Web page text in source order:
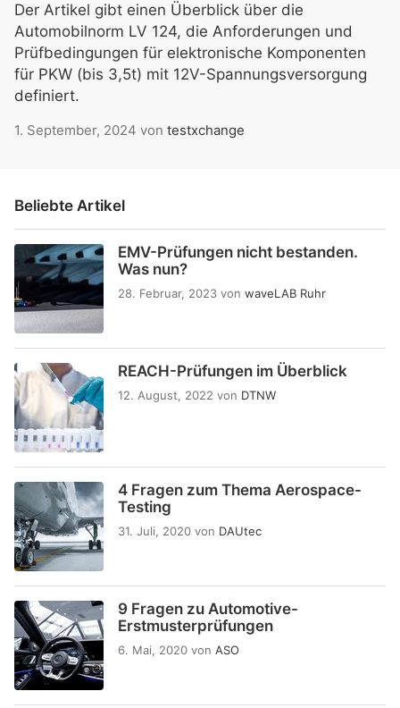
Der Artikel gibt einen Überblick über die
Automobilnorm LV 124, die Anforderungen und
Prüfbedingungen für elektronische Komponenten
für PKW (bis 3,5t) mit 12V-Spannungsversorgung
definiert.
1. September, 2024 von testxchange
Beliebte Artikel
EMV-Prüfungen nicht bestanden.
Was nun?
28. Februar, 2023 von waveLAB Ruhr
REACH-Prüfungen im Überblick
12. August, 2022 von DTNW
4 Fragen zum Thema Aerospace-
Testing
31. Juli, 2020 von DAUtec
9 Fragen zu Automotive-
Erstmusterprüfungen
6. Mai, 2020 von ASO